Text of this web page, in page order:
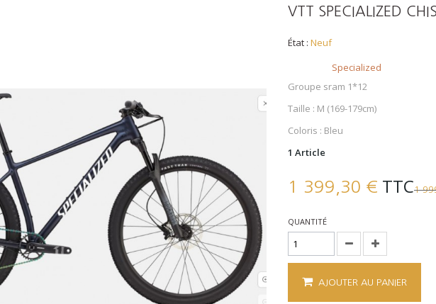
VTT SPECIALIZED
État : Neuf
Specialized
Groupe sram 1*12
Taille : M (169-179cm)
Coloris : Bleu
1 Article
1 399,30 € TTC1
QUANTITÉ
AJOUTER AU PANIER